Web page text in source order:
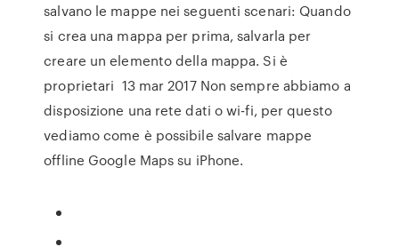
salvano le mappe nei seguenti scenari: Quando
si crea una mappa per prima, salvarla per
creare un elemento della mappa. Si è
proprietari 13 mar 2017 Non sempre abbiamo a
disposizione una rete dati o wi-fi, per questo
vediamo come è possibile salvare mappe
offline Google Maps su iPhone.